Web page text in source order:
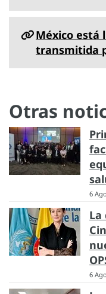
México está
transmitida
Otras
6
La
6